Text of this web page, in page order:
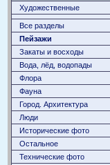
Художественные
Все разделы
Пейзажи
Закаты и восходы
Вода, лёд, водопады
Флора
Фауна
Город. Архитектура
Люди
Исторические фото
Остальное
Технические фото